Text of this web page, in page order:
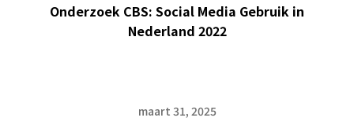
Onderzoek CBS: Social Media Gebruik in
Nederland 2022
maart 31, 2025